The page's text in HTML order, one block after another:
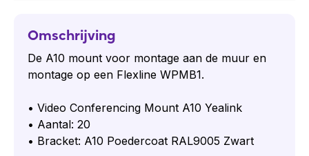
Omschrijving
De A10 mount voor montage aan de muur en
montage op een Flexline WPMB1.
• Video Conferencing Mount A10 Yealink
• Aantal: 20
• Bracket: A10 Poedercoat RAL9005 Zwart